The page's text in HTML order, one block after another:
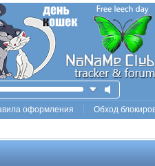
оформления Обход